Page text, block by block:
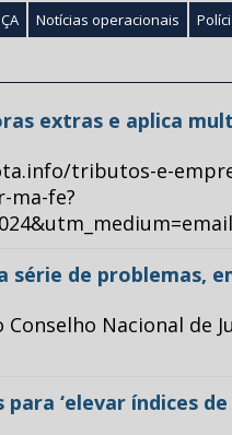
Notícias operacionais
extras e aplica
tributos-e-
ma-fe?
de problemas,
Nacional de
‘elevar índices de